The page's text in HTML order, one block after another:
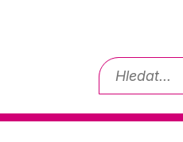
Vyhledávání